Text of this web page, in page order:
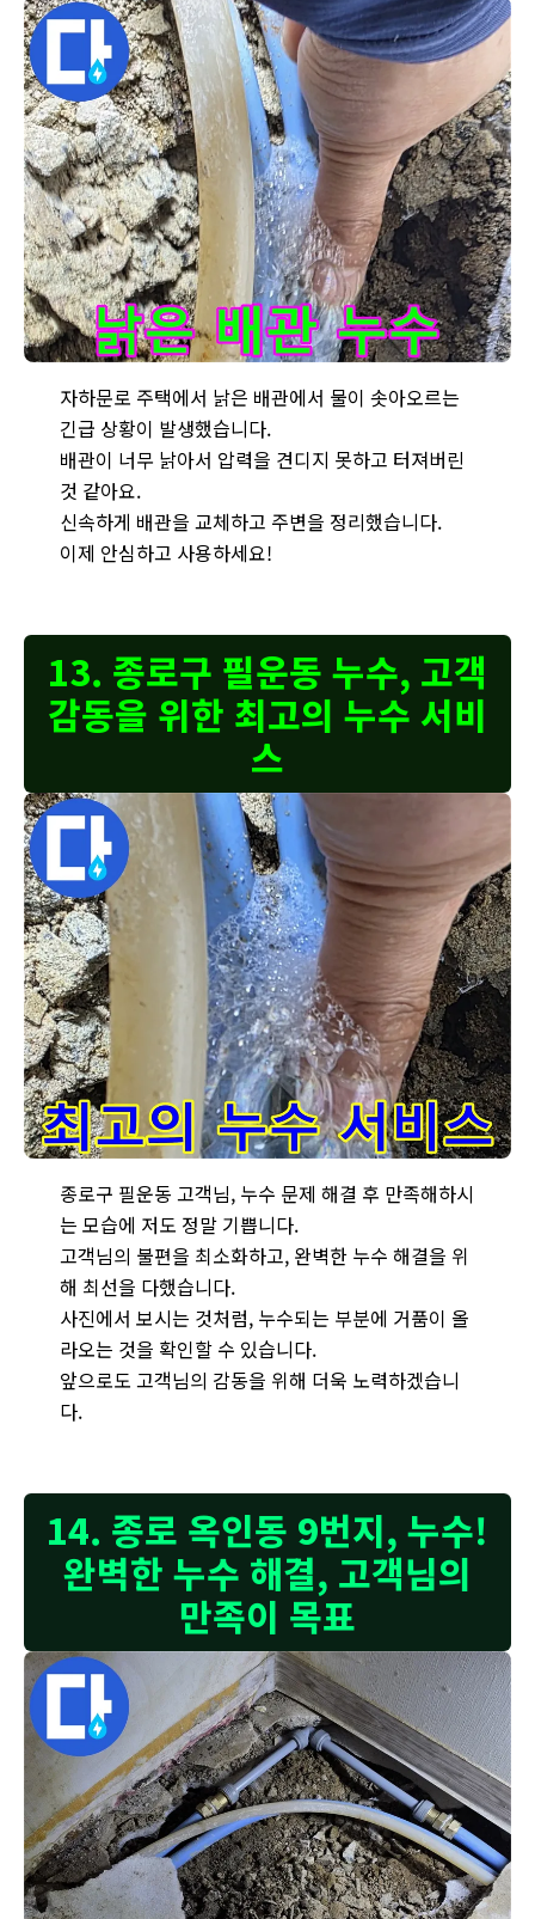
자하문로 주택에서 낡은 배관에서 물이 솟아오르는
긴급 상황이 발생했습니다.
배관이 너무 낡아서 압력을 견디지 못하고 터져버린
것 같아요.
신속하게 배관을 교체하고 주변을 정리했습니다.
이제 안심하고 사용하세요!
13. 종로구 필운동 누수, 고객
감동을 위한 최고의 누수 서비
스
종로구 필운동 고객님, 누수 문제 해결 후 만족해하시
는 모습에 저도 정말 기쁩니다.
고객님의 불편을 최소화하고, 완벽한 누수 해결을 위
해 최선을 다했습니다.
사진에서 보시는 것처럼, 누수되는 부분에 거품이 올
라오는 것을 확인할 수 있습니다.
앞으로도 고객님의 감동을 위해 더욱 노력하겠습니
다.
14. 종로 옥인동 9번지, 누수!
완벽한 누수 해결, 고객님의
만족이 목표